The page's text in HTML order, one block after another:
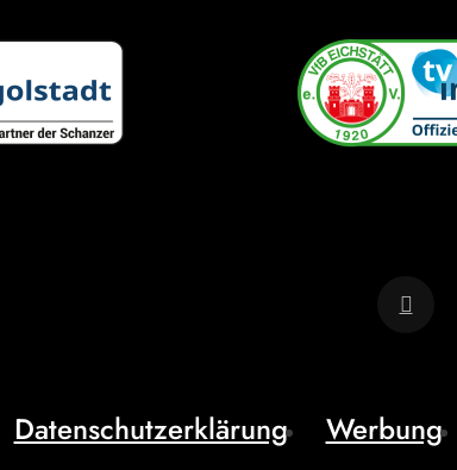
Datenschutzerklärung Werbung